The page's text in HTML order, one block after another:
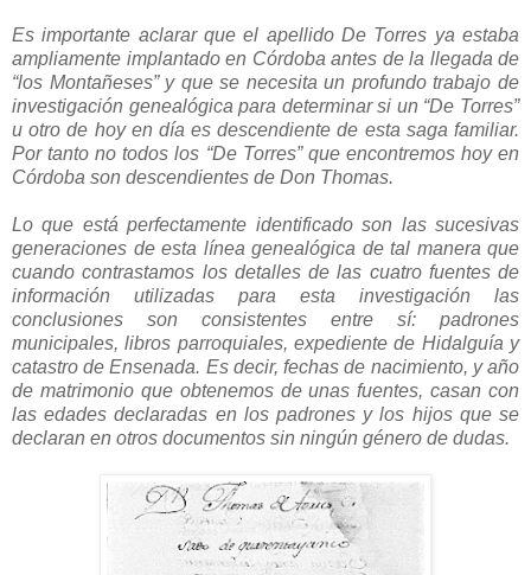
Es importante aclarar que el apellido De Torres ya estaba
ampliamente implantado en Córdoba antes de la llegada de
“los Montañeses” y que se necesita un profundo trabajo de
investigación genealógica para determinar si un “De Torres”
u otro de hoy en día es descendiente de esta saga familiar.
Por tanto no todos los “De Torres” que encontremos hoy en
Córdoba son descendientes de Don Thomas.
Lo que está perfectamente identificado son las sucesivas
generaciones de esta línea genealógica de tal manera que
cuando contrastamos los detalles de las cuatro fuentes de
información utilizadas para esta investigación las
conclusiones son consistentes entre sí: padrones
municipales, libros parroquiales, expediente de Hidalguía y
catastro de Ensenada. Es decir, fechas de nacimiento, y año
de matrimonio que obtenemos de unas fuentes, casan con
las edades declaradas en los padrones y los hijos que se
declaran en otros documentos sin ningún género de dudas.